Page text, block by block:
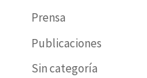
Prensa
Publicaciones
Sin categoría